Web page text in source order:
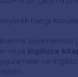
hangi
veya İngilizce
ve